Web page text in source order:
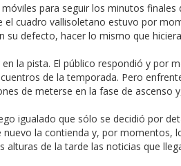
para seguir los minutos
el cuadro vallisoletano estuvo por
defecto, hacer lo mismo que
la pista. El público respondió y por
de la temporada. Pero
de meterse en la fase de ascenso
igualado que sólo se decidió por
la contienda y, por momentos,
de la tarde las noticias que